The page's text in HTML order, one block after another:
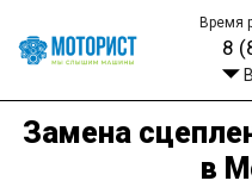
Время
8
Замена
в